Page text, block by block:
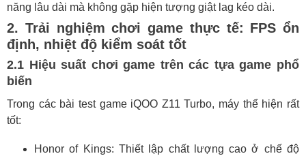
năng lâu dài mà không gặp hiện tượng giật lag kéo dài.
2. Trải nghiệm chơi game thực tế: FPS ổn
định, nhiệt độ kiểm soát tốt
2.1 Hiệu suất chơi game trên các tựa game phổ
biến
Trong các bài test game iQOO Z11 Turbo, máy thể hiện rất
tốt:
Honor of Kings: Thiết lập chất lượng cao ở chế độ